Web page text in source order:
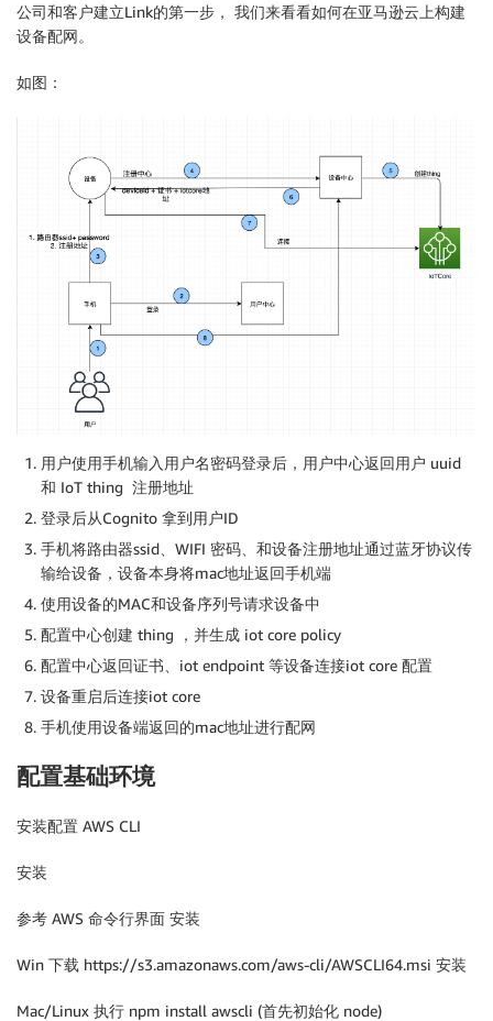
公司和客户建立Link的第一步， 我们来看看如何在亚马逊云上构建
设备配网。
如图：
用户使用手机输入用户名密码登录后，用户中心返回用户 uuid
和 IoT thing 注册地址
登录后从Cognito 拿到用户ID
手机将路由器ssid、WIFI 密码、和设备注册地址通过蓝牙协议传
输给设备，设备本身将mac地址返回手机端
使用设备的MAC和设备序列号请求设备中
配置中心创建 thing ，并生成 iot core policy
配置中心返回证书、iot endpoint 等设备连接iot core 配置
设备重启后连接iot core
手机使用设备端返回的mac地址进行配网
配置基础环境
安装配置 AWS CLI
安装
参考 AWS 命令行界面 安装
Win 下载 https://s3.amazonaws.com/aws-cli/AWSCLI64.msi 安装
Mac/Linux 执行 npm install awscli (首先初始化 node)